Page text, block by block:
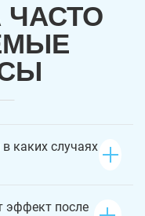
ЧАСТО
каких случаях
эффект после